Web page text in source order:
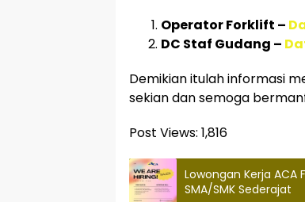
Operator Forklift –
DC Staf Gudang –
Demikian itulah informasi
sekian dan semoga
Post Views: 1,816
Lowongan Kerja
SMA/SMK Sederajat